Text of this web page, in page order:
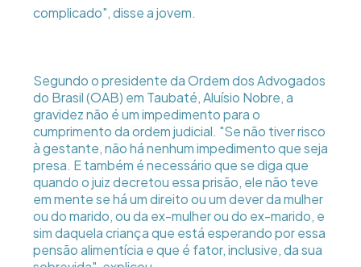
complicado", disse a jovem.
Segundo o presidente da Ordem dos Advogados
do Brasil (OAB) em Taubaté, Aluísio Nobre, a
gravidez não é um impedimento para o
cumprimento da ordem judicial. "Se não tiver risco
à gestante, não há nenhum impedimento que seja
presa. E também é necessário que se diga que
quando o juiz decretou essa prisão, ele não teve
em mente se há um direito ou um dever da mulher
ou do marido, ou da ex-mulher ou do ex-marido, e
sim daquela criança que está esperando por essa
pensão alimentícia e que é fator, inclusive, da sua